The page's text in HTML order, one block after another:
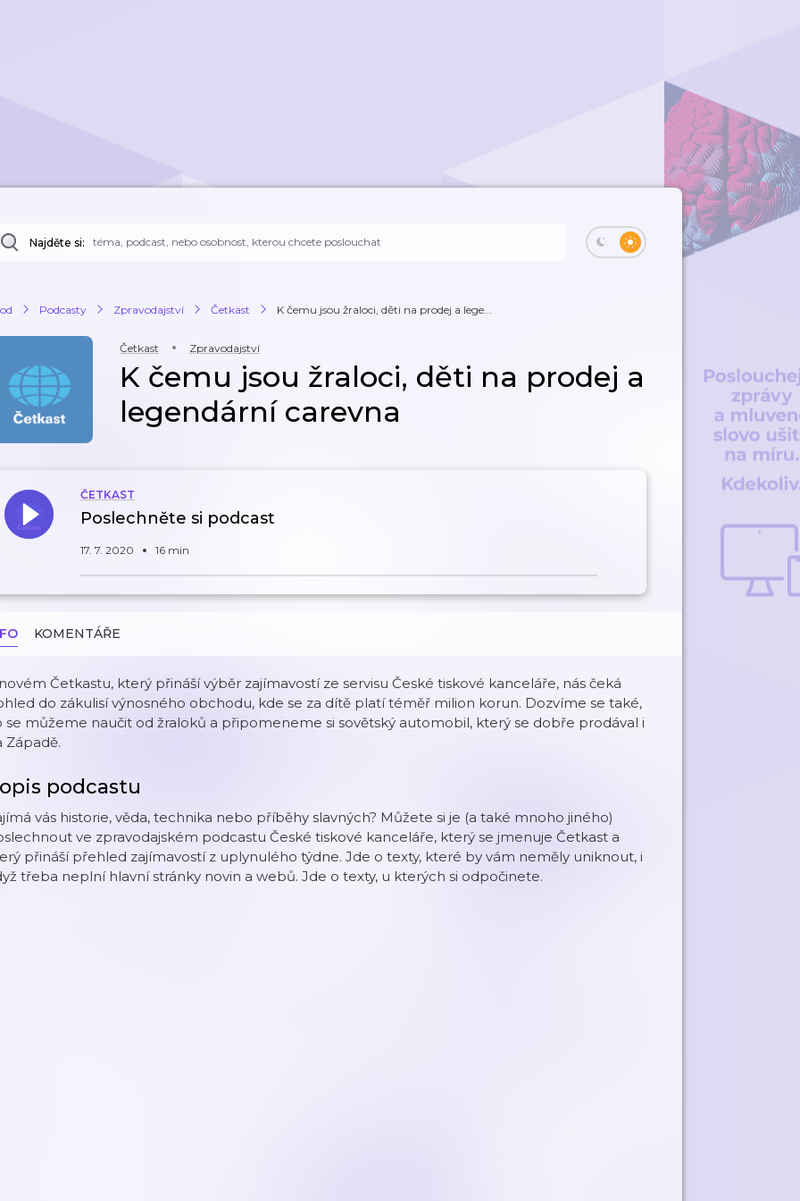
Najděte si:
Podcasty Zpravodajství Četkast K čemu jsou žraloci, děti na prodej a lege...
Četkast Zpravodajství
K čemu jsou žraloci, děti na prodej a
legendární carevna
ČETKAST
Poslechněte si podcast
17. 7. 2020 16 min
KOMENTÁŘE
Četkastu, který přináší výběr zajímavostí ze servisu České tiskové kanceláře, nás čeká
do zákulisí výnosného obchodu, kde se za dítě platí téměř milion korun. Dozvíme se také,
se můžeme naučit od žraloků a připomeneme si sovětský automobil, který se dobře prodával i
Západě.
podcastu
vás historie, věda, technika nebo příběhy slavných? Můžete si je (a také mnoho jiného)
ve zpravodajském podcastu České tiskové kanceláře, který se jmenuje Četkast a
přináší přehled zajímavostí z uplynulého týdne. Jde o texty, které by vám neměly uniknout, i
třeba neplní hlavní stránky novin a webů. Jde o texty, u kterých si odpočinete.